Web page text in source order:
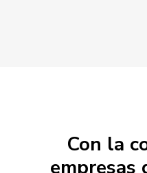
Con la
empresas